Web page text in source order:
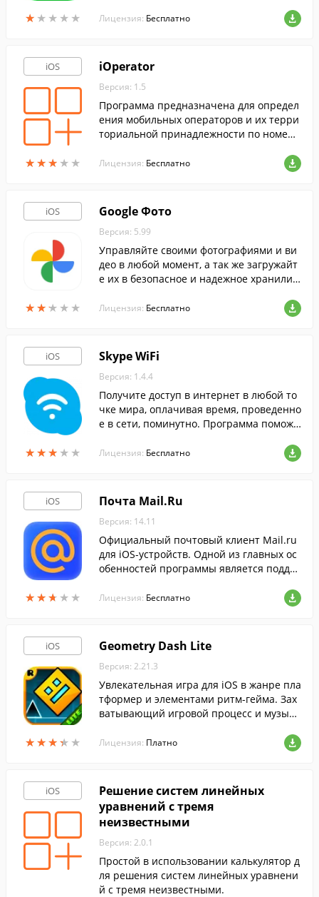
★ ★ ★ ★ ★
★ ★ ★ ★ ★
рсии WhatsApp на вашем iPhone.
Лицензия: Бесплатно
iOS
★★★ ★ ★
★★★ ★ ★
iOperator
Версия: 1.5
Программа предназначена для определ
ения мобильных операторов и их терри
ториальной принадлежности по номера
Лицензия: Бесплатно
iOS
★★★ ★ ★
★★★ ★ ★
Google Фото
Версия: 5.99
Управляйте своими фотографиями и ви
део в любой момент, а так же загружайт
е их в безопасное и надежное хранили
юбой момент.
Лицензия: Бесплатно
iOS
★★★ ★ ★
★★★ ★ ★
Skype WiFi
Версия: 1.4.4
Получите доступ в интернет в любой то
чке мира, оплачивая время, проведенно
е в сети, поминутно. Программа поможе
у, использовать огромное количество Wi
Fi-зон по всему миру, оплачивая их со св
Лицензия: Бесплатно
iOS
★★★ ★ ★
★★★ ★ ★
Почта Mail.Ru
Версия: 14.11
Официальный почтовый клиент Mail.ru
для iOS-устройств. Одной из главных ос
обенностей программы является подде
сервисов.
Лицензия: Бесплатно
iOS
★★★★ ★
★★★★ ★
Geometry Dash Lite
Версия: 2.21.3
Увлекательная игра для iOS в жанре пла
тформер и элементами ритм-гейма. Зах
ватывающий игровой процесс и музыка
ным вариантом для детей и для взросл
Лицензия: Платно
iOS
Решение систем линейных
уравнений с тремя
неизвестными
Версия: 2.0.1
Простой в использовании калькулятор д
ля решения систем линейных уравнени
й с тремя неизвестными.